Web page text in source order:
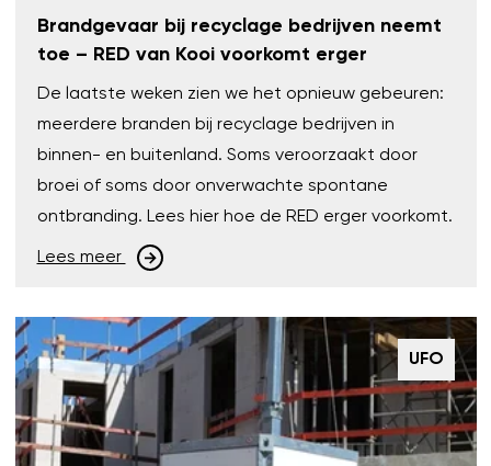
Brandgevaar bij recyclage bedrijven neemt
toe – RED van Kooi voorkomt erger
De laatste weken zien we het opnieuw gebeuren:
meerdere branden bij recyclage bedrijven in
binnen- en buitenland. Soms veroorzaakt door
broei of soms door onverwachte spontane
ontbranding. Lees hier hoe de RED erger voorkomt.
Lees meer
UFO